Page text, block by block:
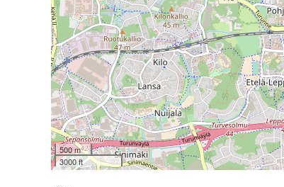
500 m
3000 ft